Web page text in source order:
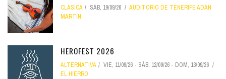
CLÁSICA SÁB, 19/09/26
AUDITORIO DE TENERIFE ADÁN
MARTÍN
HEROFEST 2026
ALTERNATIVA VIE, 11/09/26 - SÁB, 12/09/26 - DOM, 13/09/26
EL HIERRO